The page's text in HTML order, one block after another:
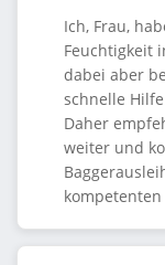
Ich, Frau,
Feuchtigkeit
dabei aber
schnelle
Daher
weiter und